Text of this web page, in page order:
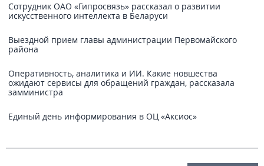
Сотрудник ОАО «Гипросвязь» рассказал о развитии
искусственного интеллекта в Беларуси
Выездной прием главы администрации Первомайского
района
Оперативность, аналитика и ИИ. Какие новшества
ожидают сервисы для обращений граждан, рассказала
замминистра
Единый день информирования в ОЦ «Аксиос»